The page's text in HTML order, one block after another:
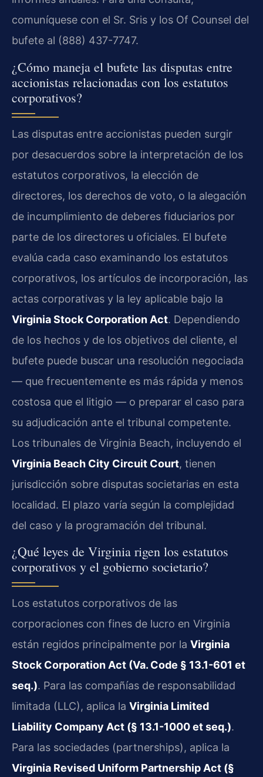
comuníquese con el Sr. Sris y los Of Counsel del
bufete al (888) 437-7747.
¿Cómo maneja el bufete las disputas entre
accionistas relacionadas con los estatutos
corporativos?
Las disputas entre accionistas pueden surgir
por desacuerdos sobre la interpretación de los
estatutos corporativos, la elección de
directores, los derechos de voto, o la alegación
de incumplimiento de deberes fiduciarios por
parte de los directores u oficiales. El bufete
evalúa cada caso examinando los estatutos
corporativos, los artículos de incorporación, las
actas corporativas y la ley aplicable bajo la
Virginia Stock Corporation Act. Dependiendo
de los hechos y de los objetivos del cliente, el
bufete puede buscar una resolución negociada
— que frecuentemente es más rápida y menos
costosa que el litigio — o preparar el caso para
su adjudicación ante el tribunal competente.
Los tribunales de Virginia Beach, incluyendo el
Virginia Beach City Circuit Court, tienen
jurisdicción sobre disputas societarias en esta
localidad. El plazo varía según la complejidad
del caso y la programación del tribunal.
¿Qué leyes de Virginia rigen los estatutos
corporativos y el gobierno societario?
Los estatutos corporativos de las
corporaciones con fines de lucro en Virginia
están regidos principalmente por la Virginia
Stock Corporation Act (Va. Code § 13.1-601 et
seq.). Para las compañías de responsabilidad
limitada (LLC), aplica la Virginia Limited
Liability Company Act (§ 13.1-1000 et seq.).
Para las sociedades (partnerships), aplica la
Virginia Revised Uniform Partnership Act (§